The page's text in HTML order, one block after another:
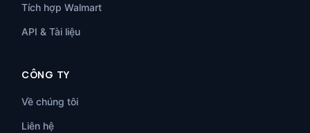
Tích hợp Walmart
API & Tài liệu
CÔNG TY
Về chúng tôi
Liên hệ